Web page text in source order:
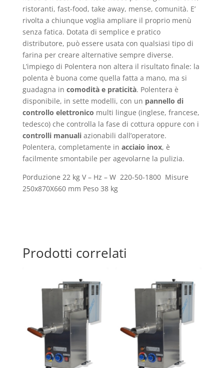
ristoranti, fast-food, take away, mense, comunità. E’
rivolta a chiunque voglia ampliare il proprio menù
senza fatica. Dotata di semplice e pratico
distributore, può essere usata con qualsiasi tipo di
farina per creare alternative sempre diverse.
L’impiego di Polentera non altera il risultato finale: la
polenta è buona come quella fatta a mano, ma si
guadagna in comodità e praticità. Polentera è
disponibile, in sette modelli, con un pannello di
controllo elettronico multi lingue (inglese, francese,
tedesco) che controlla la fase di cottura oppure con i
controlli manualiazionabili dall’operatore.
Polentera, completamente in acciaio inox, è
facilmente smontabile per agevolarne la pulizia.
Porduzione 22 kg V – Hz – W 220-50-1800 Misure
250x870X660 mm Peso 38 kg
Prodotti correlati